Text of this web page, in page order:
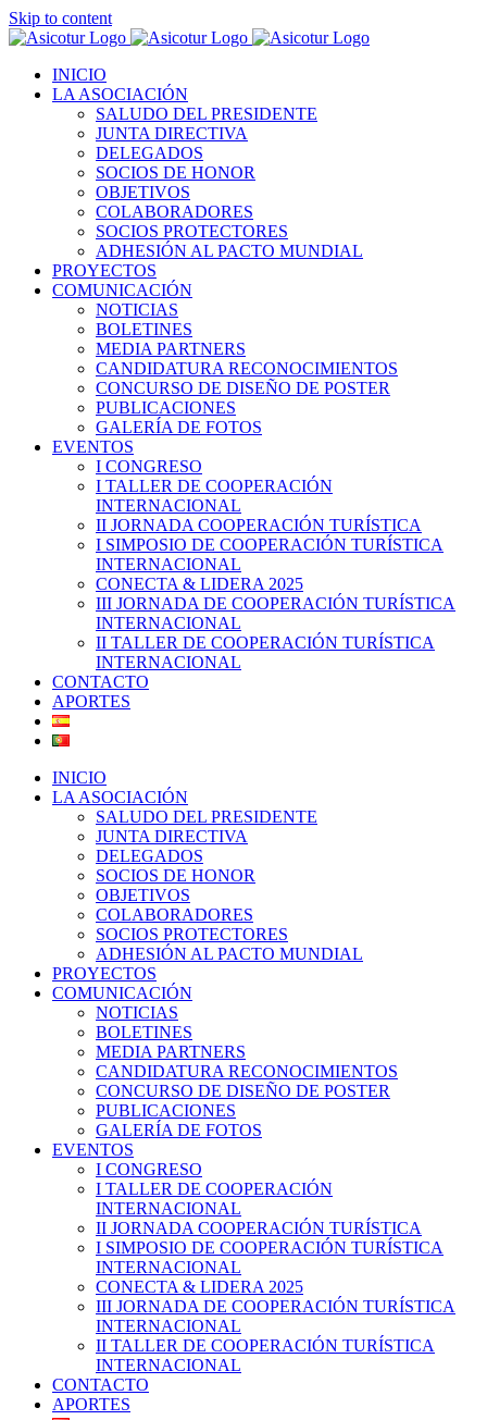
Skip to content
INICIO
LA ASOCIACIÓN
SALUDO DEL PRESIDENTE
JUNTA DIRECTIVA
DELEGADOS
SOCIOS DE HONOR
OBJETIVOS
COLABORADORES
SOCIOS PROTECTORES
ADHESIÓN AL PACTO MUNDIAL
PROYECTOS
COMUNICACIÓN
NOTICIAS
BOLETINES
MEDIA PARTNERS
CANDIDATURA RECONOCIMIENTOS
CONCURSO DE DISEÑO DE POSTER
PUBLICACIONES
GALERÍA DE FOTOS
EVENTOS
I CONGRESO
I TALLER DE COOPERACIÓN
INTERNACIONAL
II JORNADA COOPERACIÓN TURÍSTICA
I SIMPOSIO DE COOPERACIÓN TURÍSTICA
INTERNACIONAL
CONECTA & LIDERA 2025
III JORNADA DE COOPERACIÓN TURÍSTICA
INTERNACIONAL
II TALLER DE COOPERACIÓN TURÍSTICA
INTERNACIONAL
CONTACTO
APORTES
INICIO
LA ASOCIACIÓN
SALUDO DEL PRESIDENTE
JUNTA DIRECTIVA
DELEGADOS
SOCIOS DE HONOR
OBJETIVOS
COLABORADORES
SOCIOS PROTECTORES
ADHESIÓN AL PACTO MUNDIAL
PROYECTOS
COMUNICACIÓN
NOTICIAS
BOLETINES
MEDIA PARTNERS
CANDIDATURA RECONOCIMIENTOS
CONCURSO DE DISEÑO DE POSTER
PUBLICACIONES
GALERÍA DE FOTOS
EVENTOS
I CONGRESO
I TALLER DE COOPERACIÓN
INTERNACIONAL
II JORNADA COOPERACIÓN TURÍSTICA
I SIMPOSIO DE COOPERACIÓN TURÍSTICA
INTERNACIONAL
CONECTA & LIDERA 2025
III JORNADA DE COOPERACIÓN TURÍSTICA
INTERNACIONAL
II TALLER DE COOPERACIÓN TURÍSTICA
INTERNACIONAL
CONTACTO
APORTES